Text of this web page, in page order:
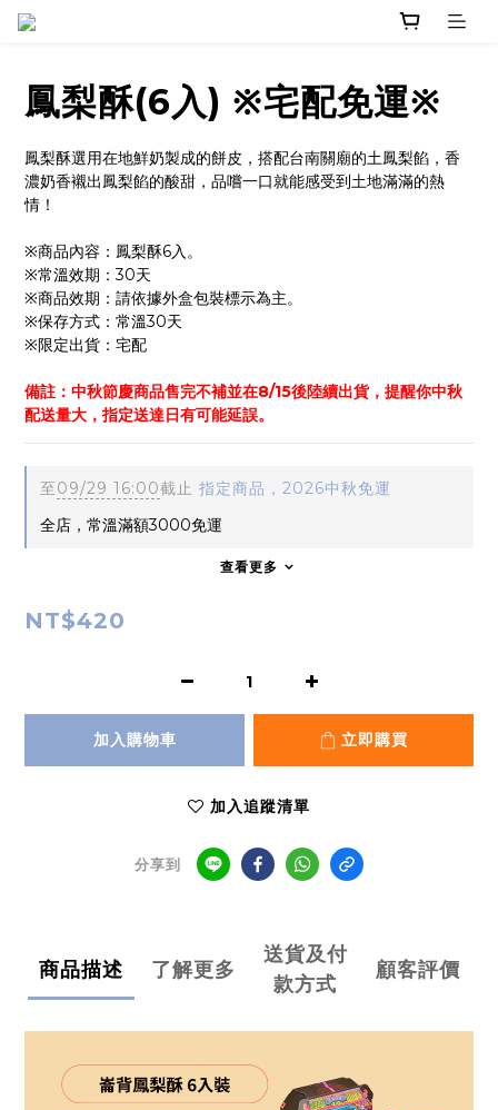
鳳梨酥(6入) ※宅配免運※
鳳梨酥選用在地鮮奶製成的餅皮，搭配台南關廟的土鳳梨餡，香
濃奶香襯出鳳梨餡的酸甜，品嚐一口就能感受到土地滿滿的熱
情！
※商品內容：鳳梨酥6入。
※常溫效期：30天
※商品效期：請依據外盒包裝標示為主。
※保存方式：常溫30天
※限定出貨：宅配
備註：中秋節慶商品售完不補並在8/15後陸續出貨，提醒你中秋
配送量大，指定送達日有可能延誤。
至09/29 16:00截止 指定商品，2026中秋免運
全店，常溫滿額3000免運
查看更多
NT$420
加入購物車 立即購買
加入追蹤清單
分享到
商品描述 了解更多
送貨及付
款方式
顧客評價